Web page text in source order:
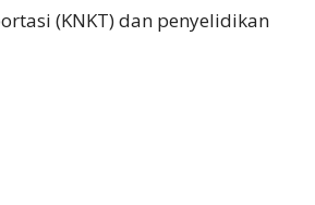
(KNKT) dan penyelidikan